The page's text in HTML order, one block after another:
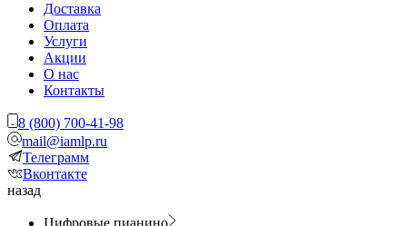
Доставка
Оплата
Услуги
Акции
О нас
Контакты
8 (800) 700-41-98
mail@iamlp.ru
Телеграмм
Вконтакте
назад
Цифровые пианино